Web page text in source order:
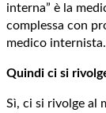
interna” è la
complessa con
medico
Quindi ci si
Sì, ci si rivolge al